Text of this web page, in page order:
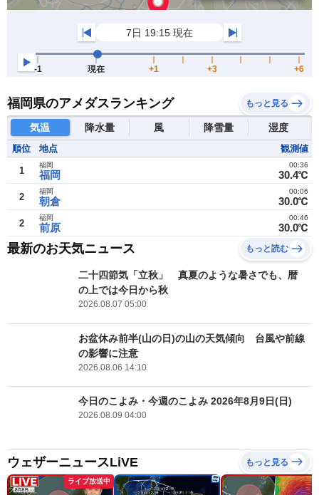
福岡県のアメダスランキング もっと見る
気温 降水量 風 降雪量 湿度
順位 地点 観測値
1 福岡
福岡
30.4℃
00:36
2 朝倉
福岡
30.0℃
00:06
2 前原
福岡
30.0℃
00:46
最新のお天気ニュース もっと読む
二十四節気「立秋」 真夏のような暑さでも、暦
の上では今日から秋
2026.08.07 05:00
お盆休み前半(山の日)の山の天気傾向 台風や前線
の影響に注意
2026.08.06 14:10
今日のこよみ・今週のこよみ 2026年8月9日(日)
2026.08.09 04:00
ウェザーニュースLiVE もっと見る
ライブ放送中